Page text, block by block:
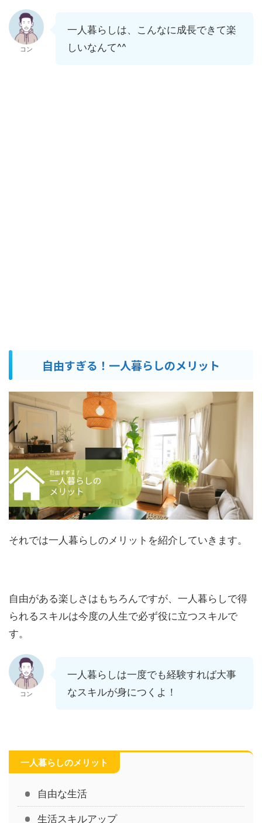
コン
一人暮らしは、こんなに成長できて楽
しいなんて^^
自由すぎる！一人暮らしのメリット
それでは一人暮らしのメリットを紹介していきます。
自由がある楽しさはもちろんですが、一人暮らしで得
られるスキルは今度の人生で必ず役に立つスキルで
す。
コン
一人暮らしは一度でも経験すれば大事
なスキルが身につくよ！
一人暮らしのメリット
自由な生活
生活スキルアップ